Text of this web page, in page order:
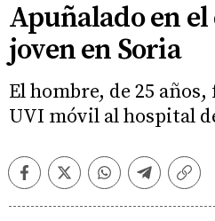
Apuñalado en
joven en Soria
El hombre, de 25
UVI móvil al hospital
FacebookTwitterWhatsappTelegram